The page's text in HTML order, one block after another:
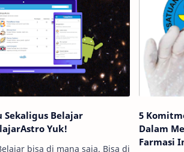
Sekaligus Belajar
Yuk!
bisa di mana saja. Bisa di
5
Dalam
Farmasi